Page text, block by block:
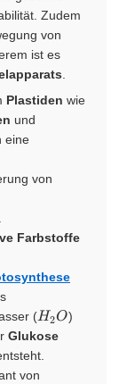
Zudem
von
ist es
Plastiden wie
und
eine
von
Farbstoffe
(H_{2}O
H2O)
Glukose
von